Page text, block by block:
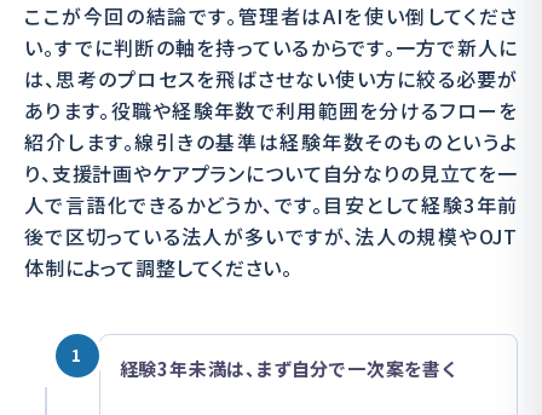
ここが今回の結論です。管理者はAIを使い倒してくださ
い。すでに判断の軸を持っているからです。一方で新人に
は、思考のプロセスを飛ばさせない使い方に絞る必要が
あります。役職や経験年数で利用範囲を分けるフローを
紹介します。線引きの基準は経験年数そのものというよ
り、支援計画やケアプランについて自分なりの見立てを一
人で言語化できるかどうか、です。目安として経験3年前
後で区切っている法人が多いですが、法人の規模やOJT
体制によって調整してください。
1
経験3年未満は、まず自分で一次案を書く